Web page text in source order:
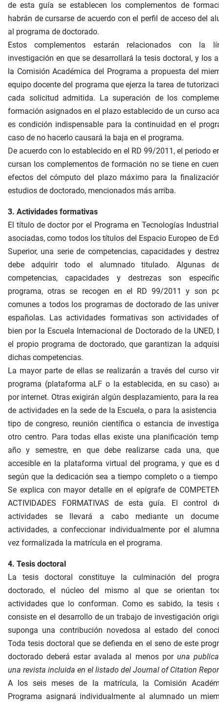
de esta guía se establecen los complementos de
habrán de cursarse de acuerdo con el perfil de acceso del
al programa de doctorado.
Estos complementos estarán relacionados con la
investigación en que se desarrollará la tesis doctoral, y los
la Comisión Académica del Programa a propuesta del
equipo docente del programa que ejerza la tarea de
cada solicitud admitida. La superación de los
formación asignados en el plazo establecido de un curso
es condición indispensable para la continuidad en el
caso de no hacerlo causará la baja en el programa.
De acuerdo con lo establecido en el RD 99/2011, el periodo
cursan los complementos de formación no se tiene en
efectos del cómputo del plazo máximo para la
estudios de doctorado, mencionados más arriba.
3. Actividades formativas
El título de doctor por el Programa en Tecnologías
asociadas, como todos los títulos del Espacio Europeo de
Superior, una serie de competencias, capacidades y
debe adquirir todo el alumnado titulado. Algunas
competencias, capacidades y destrezas son
programa, otras se recogen en el RD 99/2011 y son
comunes a todos los programas de doctorado de las
españolas. Las actividades formativas son actividades
bien por la Escuela Internacional de Doctorado de la UNED,
el propio programa de doctorado, que garantizan la
dichas competencias.
La mayor parte de ellas se realizarán a través del curso
programa (plataforma aLF o la establecida, en su caso)
por internet. Otras exigirán algún desplazamiento, para la
de actividades en la sede de la Escuela, o para la
tipo de congreso, reunión científica o estancia de
otro centro. Para todas ellas existe una planificación
año y semestre, en que debe realizarse cada una,
accesible en la plataforma virtual del programa, y que es
según que la dedicación sea a tiempo completo o a
Se explica con mayor detalle en el epígrafe de
ACTIVIDADES FORMATIVAS de esta guía. El control
actividades se llevará a cabo mediante un
actividades, a confeccionar individualmente por el
vez formalizada la matrícula en el programa.
4. Tesis doctoral
La tesis doctoral constituye la culminación del
doctorado, el núcleo del mismo al que se orientan
actividades que lo conforman. Como es sabido, la tesis
consiste en el desarrollo de un trabajo de investigación
suponga una contribución novedosa al estado del
Toda tesis doctoral que se defienda en el seno de este
doctorado deberá estar avalada al menos por una
una revista incluida en el listado del Journal of Citation
A los seis meses de la matrícula, la Comisión
Programa asignará individualmente al alumnado un